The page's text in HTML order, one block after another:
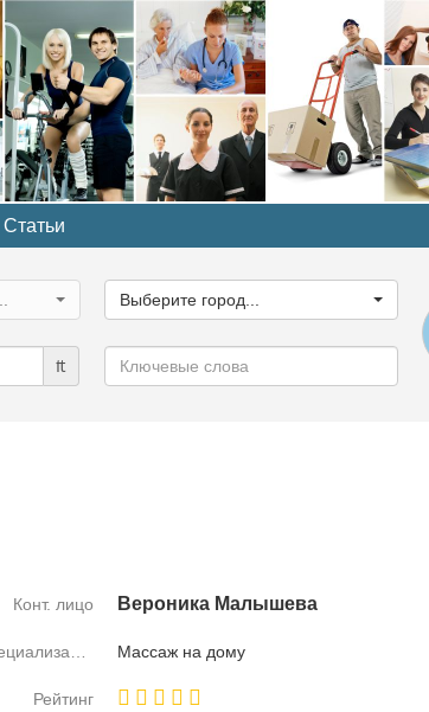
Статьи
город...
Выберите город...
₶
Ключевые
слова
Конт. лицо Ве­ро­ни­ка Ма­лы­ше­ва
Мас­саж на до­му
Рейтинг